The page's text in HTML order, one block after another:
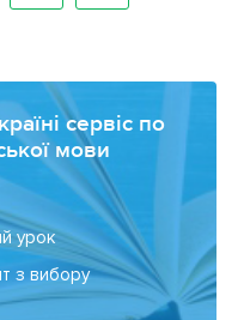
сервіс по
мови
урок
з вибору